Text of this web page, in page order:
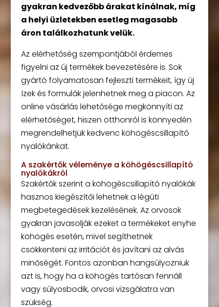
gyakran kedvezőbb árakat kínálnak, míg
a helyi üzletekben esetleg magasabb
áron találkozhatunk velük.
Az elérhetőség szempontjából érdemes
figyelni az új termékek bevezetésére is. Sok
gyártó folyamatosan fejleszti termékeit, így új
ízek és formulák jelenhetnek meg a piacon. Az
online vásárlás lehetősége megkönnyíti az
elérhetőséget, hiszen otthonról is könnyedén
megrendelhetjük kedvenc köhögéscsillapító
nyalókánkat.
A szakértők véleménye a köhögéscsillapító
nyalókákról
Szakértők szerint a köhögéscsillapító nyalókák
hasznos kiegészítői lehetnek a légúti
megbetegedések kezelésének. Az orvosok
gyakran javasolják ezeket a termékeket enyhe
köhögés esetén, mivel segíthetnek
csökkenteni az irritációt és javítani az alvás
minőségét. Fontos azonban hangsúlyozniuk
azt is, hogy ha a köhögés tartósan fennáll
vagy súlyosbodik, orvosi vizsgálatra van
szükség.